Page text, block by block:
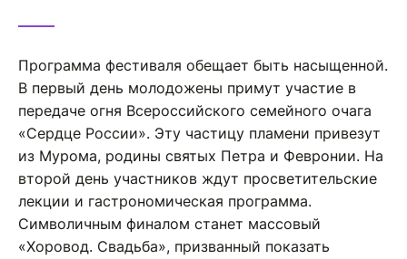
Программа фестиваля обещает быть насыщенной.
В первый день молодожены примут участие в
передаче огня Всероссийского семейного очага
«Сердце России». Эту частицу пламени привезут
из Мурома, родины святых Петра и Февронии. На
второй день участников ждут просветительские
лекции и гастрономическая программа.
Символичным финалом станет массовый
«Хоровод. Свадьба», призванный показать